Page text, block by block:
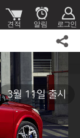
3월 11일 출시